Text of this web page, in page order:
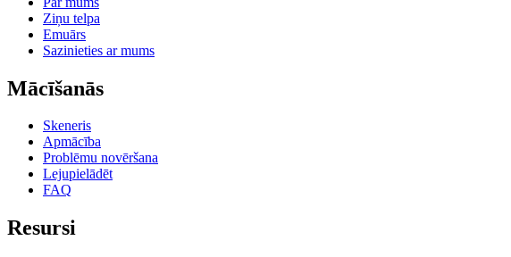
Ziņu telpa
Emuārs
Sazinieties ar mums
Mācīšanās
Skeneris
Apmācība
Problēmu novēršana
Lejupielādēt
FAQ
Resursi